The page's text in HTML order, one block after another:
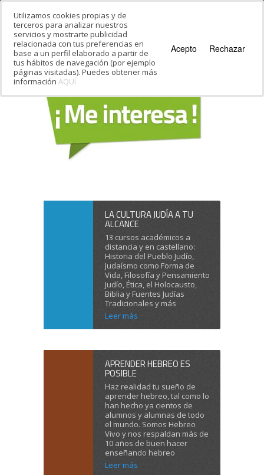
LA CULTURA JUDÍA A TU
ALCANCE
13 cursos académicos a
distancia y en castellano:
Historia del Pueblo Judío,
Judaísmo como Forma de
Vida, Filosofía y Pensamiento
Judío, Ética, el Holocausto,
Biblia y Fuentes Judías
Tradicionales y más
Leer más
APRENDER HEBREO ES
POSIBLE
Haz realidad tu sueño de
aprender hebreo, tal como lo
han hecho ya cientos de
alumnos y alumnas de todo
el mundo. Somos Hebreo
Vivo y nos respaldan más de
10 años de buen hacer
enseñando hebreo
Leer más
Utilizamos cookies propias y de
terceros para analizar nuestros
servicios y mostrarte publicidad
relacionada con tus preferencias en
base a un perfil elaborado a partir de
tus hábitos de navegación (por ejemplo
páginas visitadas). Puedes obtener más
información AQUÍ
Acepto Rechazar